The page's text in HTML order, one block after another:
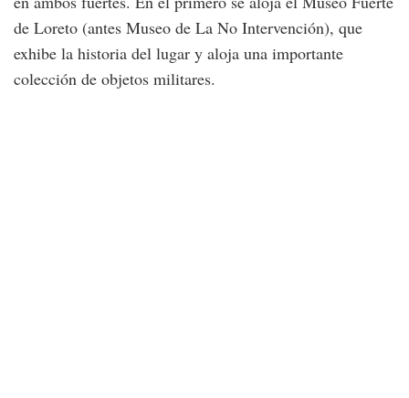
de Loreto (antes Museo de La No Intervención), que
exhibe la historia del lugar y aloja una importante
colección de objetos militares.